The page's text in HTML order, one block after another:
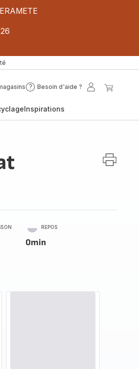
Besoin d'aide ?
Besoin
?
Mon
Inspirations
REPOS
0min